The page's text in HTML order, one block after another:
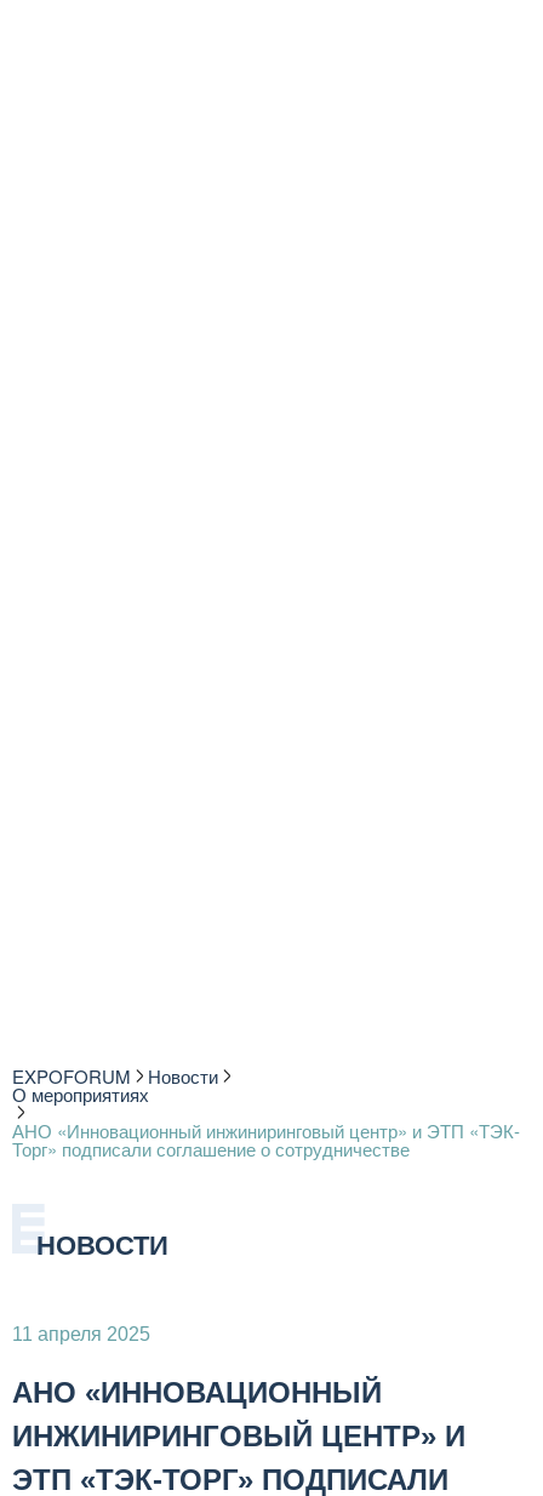
EXPOFORUM Новости
О мероприятиях
АНО «Инновационный инжиниринговый центр» и ЭТП «ТЭК-
Торг» подписали соглашение о сотрудничестве
НОВОСТИ
11 апреля 2025
АНО «ИННОВАЦИОННЫЙ
ИНЖИНИРИНГОВЫЙ ЦЕНТР» И
ЭТП «ТЭК-ТОРГ» ПОДПИСАЛИ